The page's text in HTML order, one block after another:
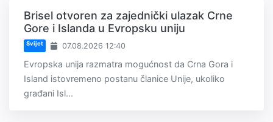
Brisel otvoren za zajednički ulazak Crne
Gore i Islanda u Evropsku uniju
Svijet 07.08.2026 12:40
Evropska unija razmatra mogućnost da Crna Gora i
Island istovremeno postanu članice Unije, ukoliko
građani Isl...